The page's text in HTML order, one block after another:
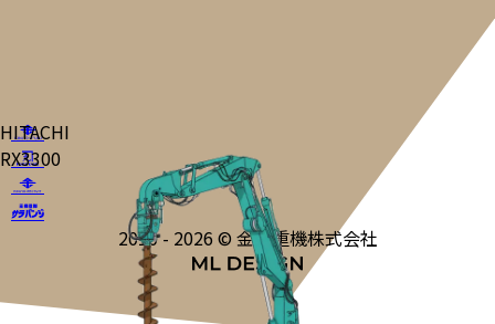
HITACHI
RX3300
2010 - 2026 © 金城重機株式会社